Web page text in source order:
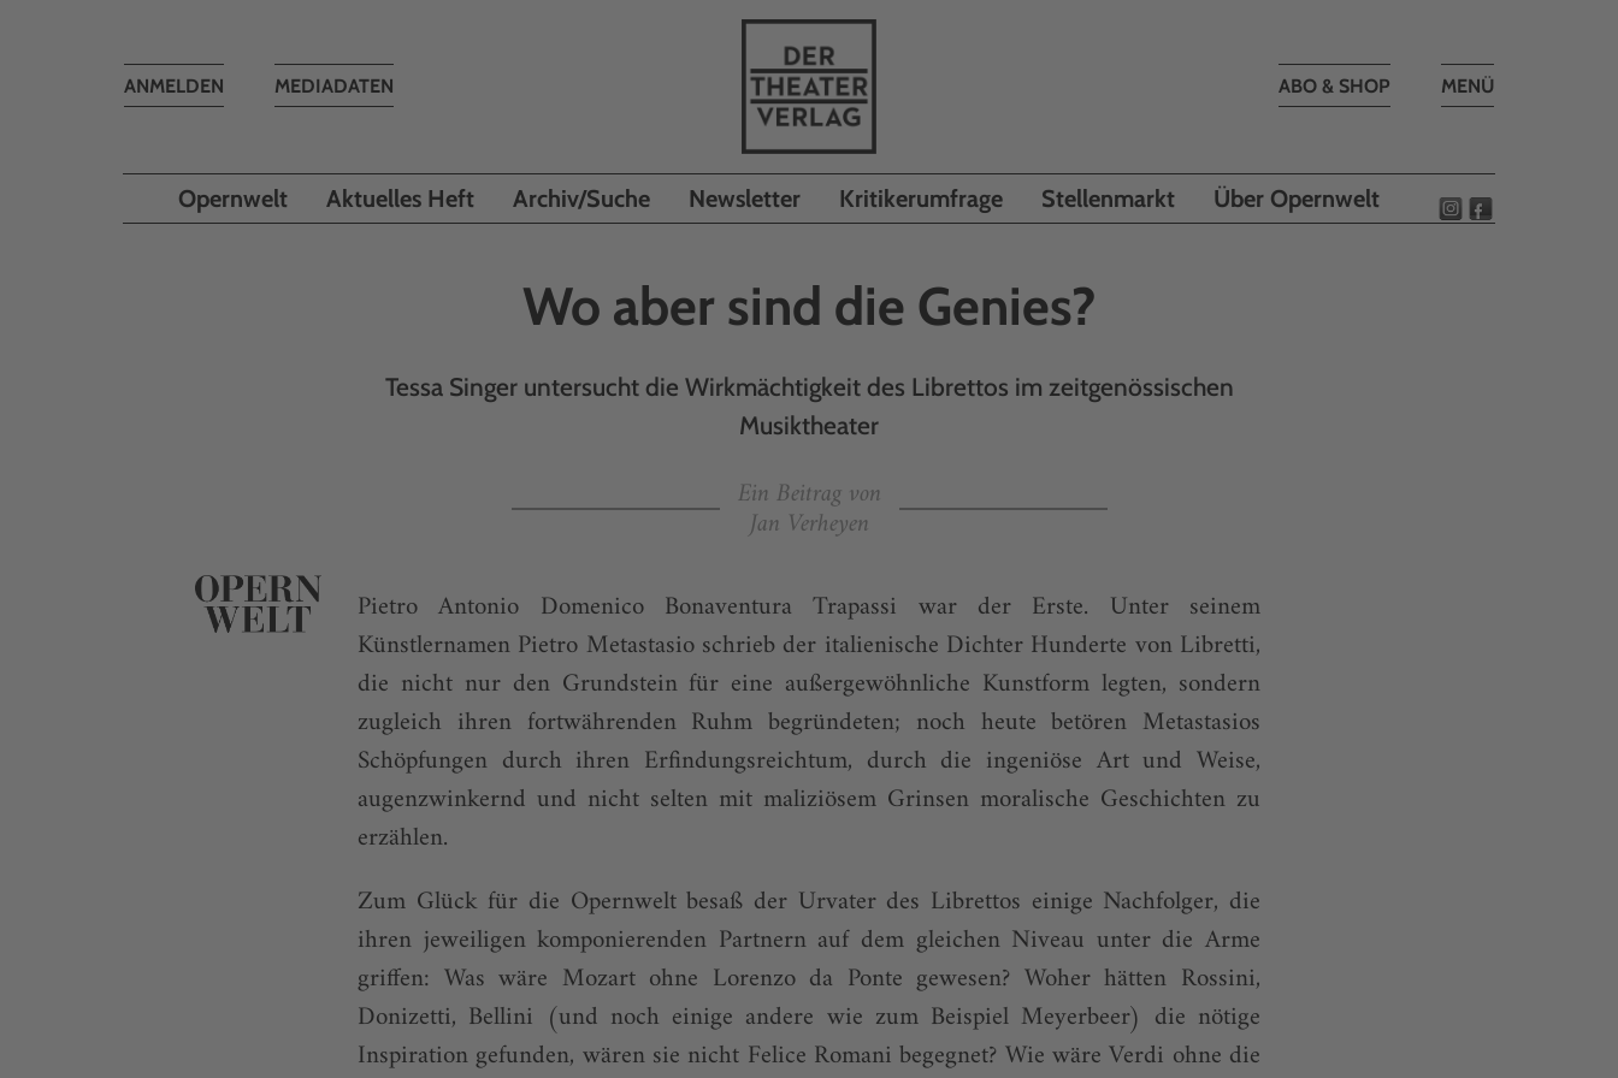
Toggle
MENÜ
ABO & SHOP
MEDIADATEN
Toggle
ANMELDEN
Opernwelt Aktuelles Heft Archiv/Suche Newsletter Kritikerumfrage Stellenmarkt Über Opernwelt
Wo aber sind die Genies?
Tessa Singer untersucht die Wirkmächtigkeit des Librettos im zeitgenössischen
Musiktheater
Ein Beitrag von
Jan Verheyen
Pietro Antonio Domenico Bonaventura Trapassi war der Erste. Unter seinem
Künstlernamen Pietro Metastasio schrieb der italienische Dichter Hunderte von Libretti,
die nicht nur den Grundstein für eine außergewöhnliche Kunstform legten, sondern
zugleich ihren fortwährenden Ruhm begründeten; noch heute betören Metastasios
Schöpfungen durch ihren Erfindungsreichtum, durch die ingeniöse Art und Weise,
augenzwinkernd und nicht selten mit maliziösem Grinsen moralische Geschichten zu
erzählen.
Zum Glück für die Opernwelt besaß der Urvater des Librettos einige Nachfolger, die
ihren jeweiligen komponierenden Partnern auf dem gleichen Niveau unter die Arme
griffen: Was wäre Mozart ohne Lorenzo da Ponte gewesen? Woher hätten Rossini,
Donizetti, Bellini (und noch einige andere wie zum Beispiel Meyerbeer) die nötige
Inspiration gefunden, wären sie nicht Felice Romani begegnet? Wie wäre Verdi ohne die